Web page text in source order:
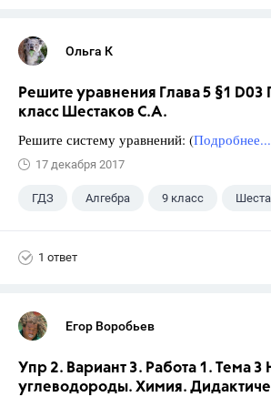
Ольга К
Решите уравнения Глава 5 §1 D03
класс Шестаков С.А.
Решите систему уравнений: (Подробнее...
17 декабря 2017
ГДЗ Алгебра 9 класс
1 ответ
Егор Воробьев
Упр 2. Вариант 3. Работа 1. Тема
углеводороды. Химия.